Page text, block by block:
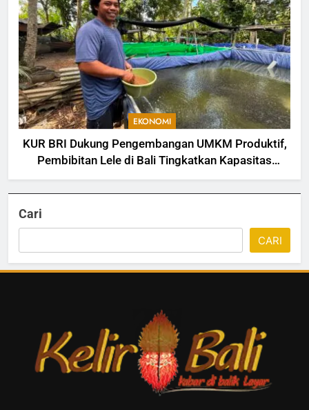
EKONOMI
KUR BRI Dukung Pengembangan UMKM Produktif,
Pembibitan Lele di Bali Tingkatkan Kapasitas
Produksi
Cari
CARI